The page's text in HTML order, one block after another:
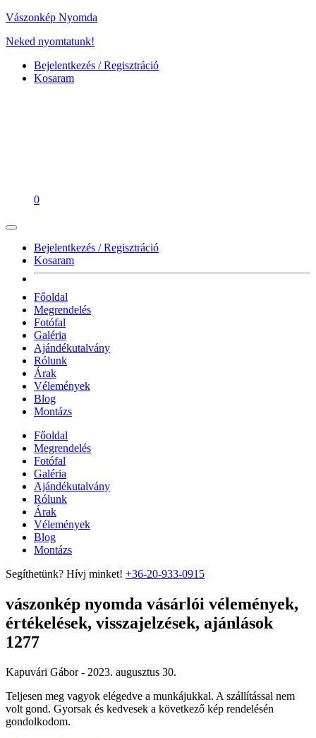
Vászonkép Nyomda
Neked nyomtatunk!
Bejelentkezés / Regisztráció
Kosaram
0
Bejelentkezés / Regisztráció
Kosaram
Főoldal
Megrendelés
Fotófal
Galéria
Ajándékutalvány
Rólunk
Árak
Vélemények
Blog
Montázs
Főoldal
Megrendelés
Fotófal
Galéria
Ajándékutalvány
Rólunk
Árak
Vélemények
Blog
Montázs
Segíthetünk? Hívj minket! +36-20-933-0915
vászonkép nyomda vásárlói vélemények,
értékelések, visszajelzések, ajánlások
1277
Kapuvári Gábor - 2023. augusztus 30.
Teljesen meg vagyok elégedve a munkájukkal. A szállítással nem
volt gond. Gyorsak és kedvesek a következő kép rendelésén
gondolkodom.